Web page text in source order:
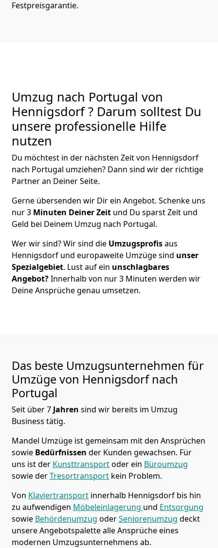
Festpreisgarantie.
Umzug nach Portugal von
Hennigsdorf ? Darum solltest Du
unsere professionelle Hilfe
nutzen
Du möchtest in der nächsten Zeit von Hennigsdorf
nach Portugal umziehen? Dann sind wir der richtige
Partner an Deiner Seite.
Gerne übersenden wir Dir ein Angebot. Schenke uns
nur3 Minuten Deiner Zeit und Du sparst Zeit und
Geld bei Deinem Umzug nach Portugal.
Wer wir sind? Wir sind die Umzugsprofisaus
Hennigsdorf und europaweite Umzüge sind unser
Spezialgebiet. Lust auf ein unschlagbares
Angebot?Innerhalb von nur3 Minuten werden wir
Deine Ansprüche genau umsetzen.
Das beste Umzugsunternehmen für
Umzüge von Hennigsdorfnach
Portugal
Seit über7 Jahren sind wir bereits im Umzug
Business tätig.
Mandel Umzüge ist gemeinsam mit den Ansprüchen
sowie Bedürfnissen der Kunden gewachsen. Für
uns ist der Kunsttransportoder ein Büroumzug
sowie derTresortransport kein Problem.
Von Klaviertransport innerhalb Hennigsdorf bis hin
zu aufwendigen Möbeleinlagerung und Entsorgung
sowie Behördenumzug oderSeniorenumzug deckt
unsere Angebotspalette alle Ansprüche eines
modernen Umzugsunternehmens ab.